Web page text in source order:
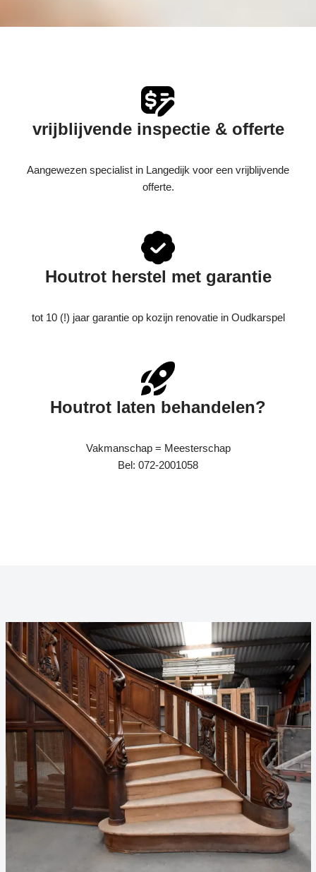
vrijblijvende inspectie & offerte
Aangewezen specialist in Langedijk voor een vrijblijvende
offerte.
Houtrot herstel met garantie
tot 10 (!) jaar garantie op kozijn renovatie in Oudkarspel
Houtrot laten behandelen?
Vakmanschap = Meesterschap
Bel: 072-2001058